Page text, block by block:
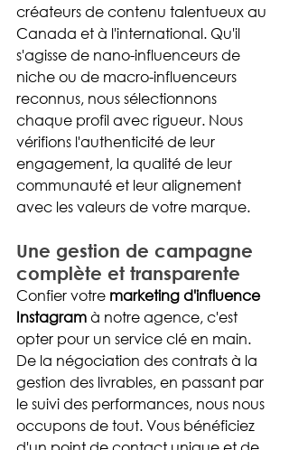
créateurs de contenu talentueux au
Canada et à l'international. Qu'il
s'agisse de nano-influenceurs de
niche ou de macro-influenceurs
reconnus, nous sélectionnons
chaque profil avec rigueur. Nous
vérifions l'authenticité de leur
engagement, la qualité de leur
communauté et leur alignement
avec les valeurs de votre marque.
Une gestion de campagne
complète et transparente
Confier votre marketing d'influence
Instagram à notre agence, c'est
opter pour un service clé en main.
De la négociation des contrats à la
gestion des livrables, en passant par
le suivi des performances, nous nous
occupons de tout. Vous bénéficiez